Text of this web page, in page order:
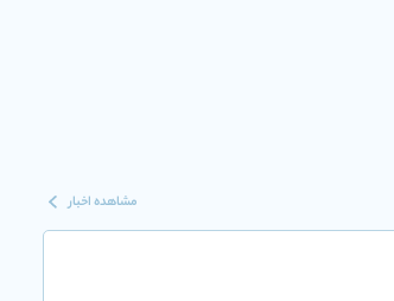
مشاهده اخبار